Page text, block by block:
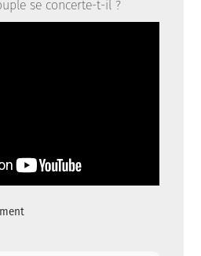
se concerte-t-il ?